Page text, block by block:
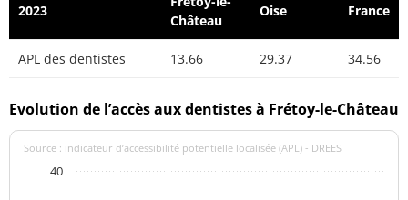
2023
Château
Oise France
APL des dentistes 13.66 29.37 34.56
Evolution de l’accès aux dentistes à Frétoy-le-Château
Source : indicateur d’accessibilité potentielle localisée (APL) - DREES
40